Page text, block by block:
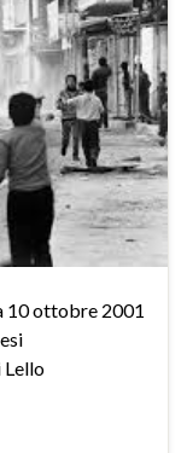
10 ottobre 2001
Lello